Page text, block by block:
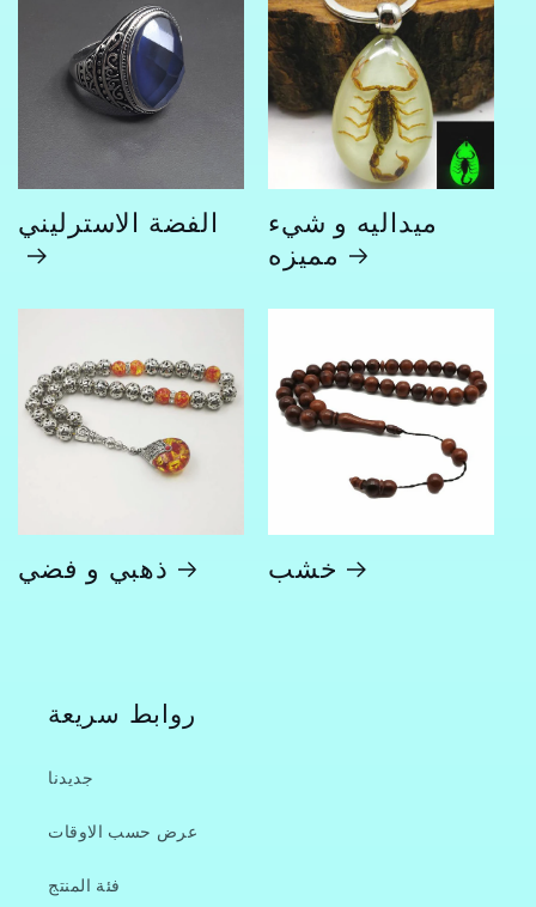
الفضة الاسترليني ميداليه و شيء
مميزه
ذهبي و فضي خشب
روابط سريعة
جديدنا
عرض حسب الاوقات
فئة المنتج